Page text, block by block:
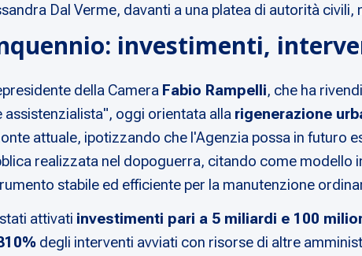
Dal Verme, davanti a una platea di autorità civili,
investimenti,
della Camera Fabio Rampelli, che ha
oggi orientata alla rigenerazione
attuale, ipotizzando che l'Agenzia possa in futuro
realizzata nel dopoguerra, citando come
stabile ed efficiente per la manutenzione
attivati investimenti pari a 5 miliardi e 100
degli interventi avviati con risorse di altre